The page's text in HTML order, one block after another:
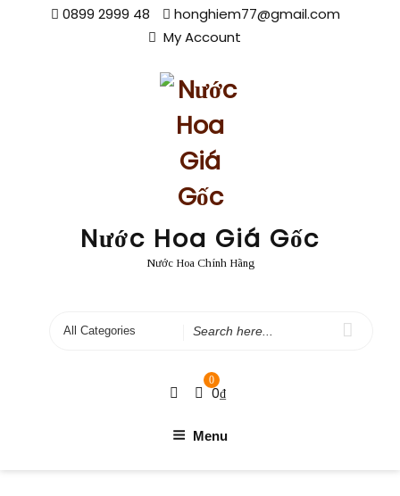
0899 2999 48
honghiem77@gmail.com
My Account
Nước Hoa Giá Gốc
Nước Hoa Chính Hãng
Search
0
0₫
Menu